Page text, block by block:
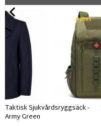
Nyhet
Taktisk Sjukvårdsryggsäck -
Army Green